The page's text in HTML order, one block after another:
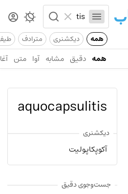
همه دیکشنری مترادف
همه دقیق مشابه آوا متن
aquocapsulitis
دیکشنری
آکوپکاپولیت
جست‌وجوی دقیق